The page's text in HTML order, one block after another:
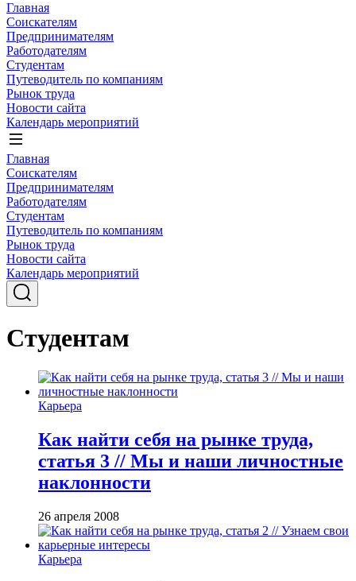
Главная
Соискателям
Предпринимателям
Работодателям
Студентам
Путеводитель по компаниям
Рынок труда
Новости сайта
Календарь мероприятий
Главная
Соискателям
Предпринимателям
Работодателям
Студентам
Путеводитель по компаниям
Рынок труда
Новости сайта
Календарь мероприятий
Студентам
Карьера
Как найти себя на рынке труда,
статья 3 // Мы и наши личностные
наклонности
26 апреля 2008
Карьера